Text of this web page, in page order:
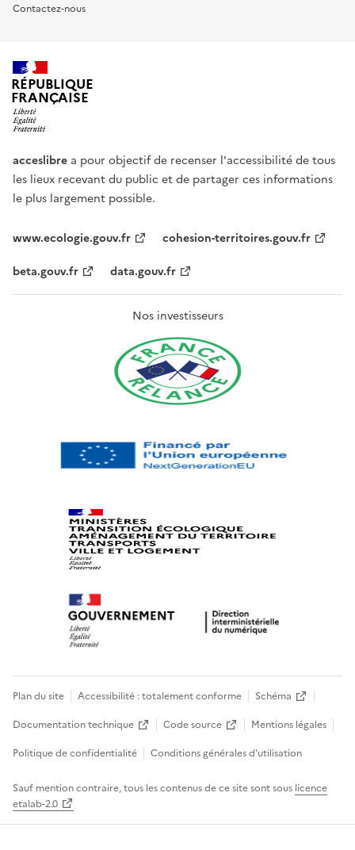
Contactez-nous
RÉPUBLIQUE
FRANÇAISE
acceslibre a pour objectif de recenser l'accessibilité de tous
les lieux recevant du public et de partager ces informations
le plus largement possible.
www.ecologie.gouv.fr
cohesion-territoires.gouv.fr
beta.gouv.fr
data.gouv.fr
Nos investisseurs
Plan du site Accessibilité : totalement conforme
Schéma
Documentation technique
Code source
Mentions légales
Politique de confidentialité
Conditions générales d’utilisation
Sauf mention contraire, tous les contenus de ce site sont sous licence
etalab-2.0